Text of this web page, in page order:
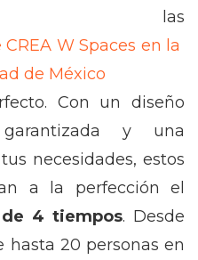
las
W Spaces en la
de México
Con un diseño
y una
necesidades, estos
a la perfección el
4 tiempos. Desde
hasta 20 personas en